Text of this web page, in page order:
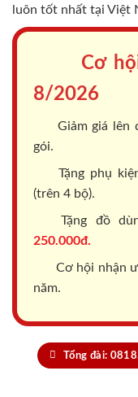
luôn tốt nhất tại Việt
Cơ
8/2026
Giảm giá lên
gói.
Tặng phụ
(trên 4 bộ).
Tặng đồ
250.000đ.
Cơ hội nhận
năm.
Tổng đài: